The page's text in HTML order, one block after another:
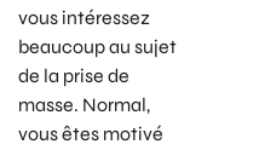
vous intéressez
beaucoup au sujet
de la prise de
masse. Normal,
vous êtes motivé